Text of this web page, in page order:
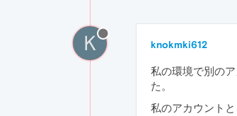
K knokmki612
私の環境で別の
た。
私のアカウント